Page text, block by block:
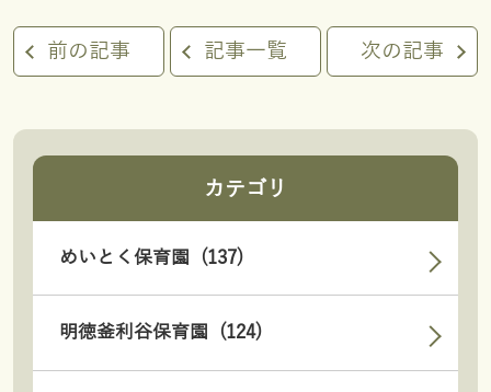
前の記事 記事一覧 次の記事
カテゴリ
めいとく保育園 (137)
明徳釜利谷保育園 (124)